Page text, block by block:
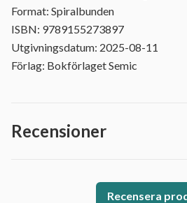
Format: Spiralbunden
ISBN: 9789155273897
Utgivningsdatum: 2025-08-11
Förlag: Bokförlaget Semic
Recensioner
Recensera